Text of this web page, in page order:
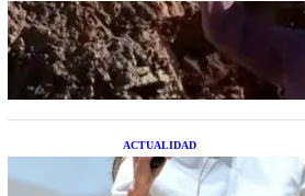
Una mujer asegura
extraterrestre cuerpo a
ACTUALIDAD
La startup creada por
resolver el estrés